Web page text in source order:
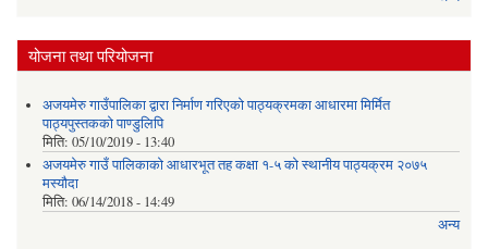
योजना तथा परियोजना
अजयमेरु गाउँपालिका द्वारा निर्माण गरिएको पाठ्यक्रमका आधारमा मिर्मित
पाठ्यपुस्तकको पाण्डुलिपि
मिति: 05/10/2019 - 13:40
अजयमेरु गाउँ पालिकाको आधारभूत तह कक्षा १-५ को स्थानीय पाठ्यक्रम २०७५
मस्यौदा
मिति: 06/14/2018 - 14:49
अन्य